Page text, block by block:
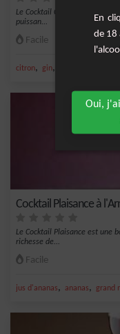
Le Cocktail Côte d'Émeraude
puissan...
Facile
citron, gin,
Cocktail Plaisance à
Le Cocktail Plaisance est une
richesse de...
Facile
jus d'ananas, ananas, grand
En
de 18
Oui,